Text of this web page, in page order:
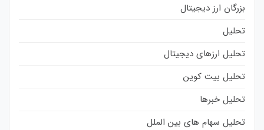
بزرگان ارز دیجیتال
تحلیل
تحلیل ارزهای دیجیتال
تحلیل بیت کوین
تحلیل خبرها
تحلیل سهام های بین الملل